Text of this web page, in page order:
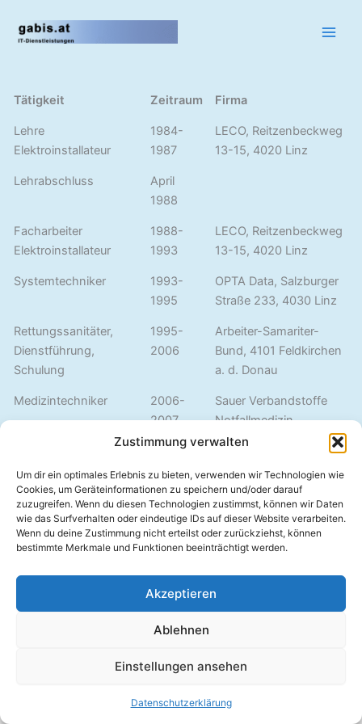
Zustimmung verwalten
Um dir ein optimales Erlebnis zu bieten, verwenden wir Technologien wie
Cookies, um Geräteinformationen zu speichern und/oder darauf
zuzugreifen. Wenn du diesen Technologien zustimmst, können wir Daten
wie das Surfverhalten oder eindeutige IDs auf dieser Website verarbeiten.
Wenn du deine Zustimmung nicht erteilst oder zurückziehst, können
bestimmte Merkmale und Funktionen beeinträchtigt werden.
Akzeptieren
Ablehnen
Einstellungen ansehen
Datenschutzerklärung
Inhalt
springen
Tätigkeit Zeitraum Firma
Lehre
Elektroinstallateur
1984-
1987
LECO, Reitzenbeckweg
13-15, 4020 Linz
Lehrabschluss
April
1988
Facharbeiter
Elektroinstallateur
1988-
1993
LECO, Reitzenbeckweg
13-15, 4020 Linz
Systemtechniker
1993-
1995
OPTA Data, Salzburger
Straße 233, 4030 Linz
Rettungssanitäter,
Dienstführung,
Schulung
1995-
2006
Arbeiter-Samariter-
Bund, 4101 Feldkirchen
a. d. Donau
Medizintechniker
2006-
2007
Sauer Verbandstoffe
Notfallmedizin
Applikationsbetreuer
medizinische Software
2007-
2012
x-tention
Applikationsspezialist
2012-
heute
Inovament-Systems
Copyright © 2026 | Präsentiert vonAstra-WordPress-Theme